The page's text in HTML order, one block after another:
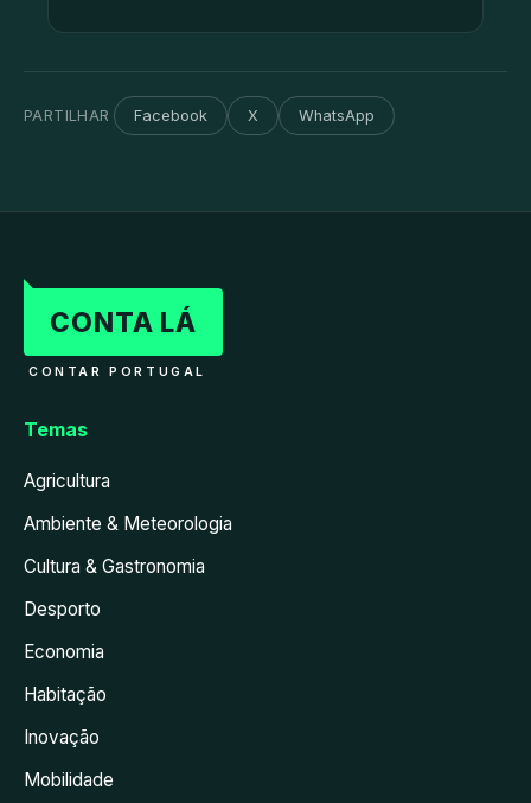
PARTILHAR Facebook X WhatsApp
CONTA LÁ
CONTAR PORTUGAL
Temas
Agricultura
Ambiente & Meteorologia
Cultura & Gastronomia
Desporto
Economia
Habitação
Inovação
Mobilidade